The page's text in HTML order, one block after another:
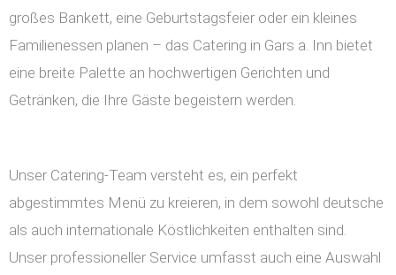
großes Bankett, eine Geburtstagsfeier oder ein kleines
Familienessen planen – das Catering in Gars a. Inn bietet
eine breite Palette an hochwertigen Gerichten und
Getränken, die Ihre Gäste begeistern werden.
Unser Catering-Team versteht es, ein perfekt
abgestimmtes Menü zu kreieren, in dem sowohl deutsche
als auch internationale Köstlichkeiten enthalten sind.
Unser professioneller Service umfasst auch eine Auswahl